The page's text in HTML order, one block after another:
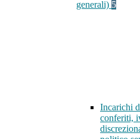
generali) 5
Incarichi
conferiti,